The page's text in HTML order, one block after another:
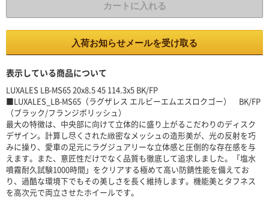
カートに入れる
入荷お知らせメールを受け取る
表示している商品について
LUXALES LB-MS65 20x8.5 45 114.3x5 BK/FP
■LUXALES_LB-MS65（ラグザレス エルビーエムエスロクゴー） BK/FP
（ブラック/フランジポリッシュ）
最大の特徴は、中央部に向けて立体的に盛り上がるこだわりのディスク
デザイン。計算し尽くされた緻密なメッシュの造形美が、光の反射を巧
みに操り、愛車の足元にラグジュアリーな立体感と圧倒的な存在感を与
えます。また、意匠性だけでなく品質も徹底して追求しました。「塩水
噴霧耐久試験1000時間」をクリアする極めて高い防錆性能を備えてお
り、過酷な環境下でもその美しさを長く維持します。機能美とタフネス
を高次元で両立させたホイールです。